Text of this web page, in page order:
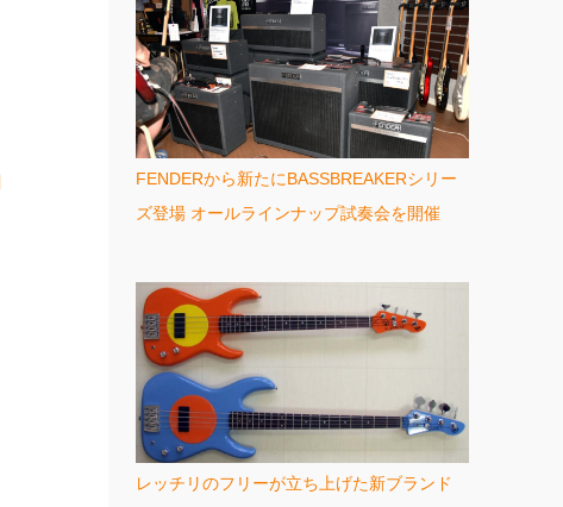
FENDERから新たにBASSBREAKERシリー
ズ登場 オールラインナップ試奏会を開催
レッチリのフリーが立ち上げた新ブランド